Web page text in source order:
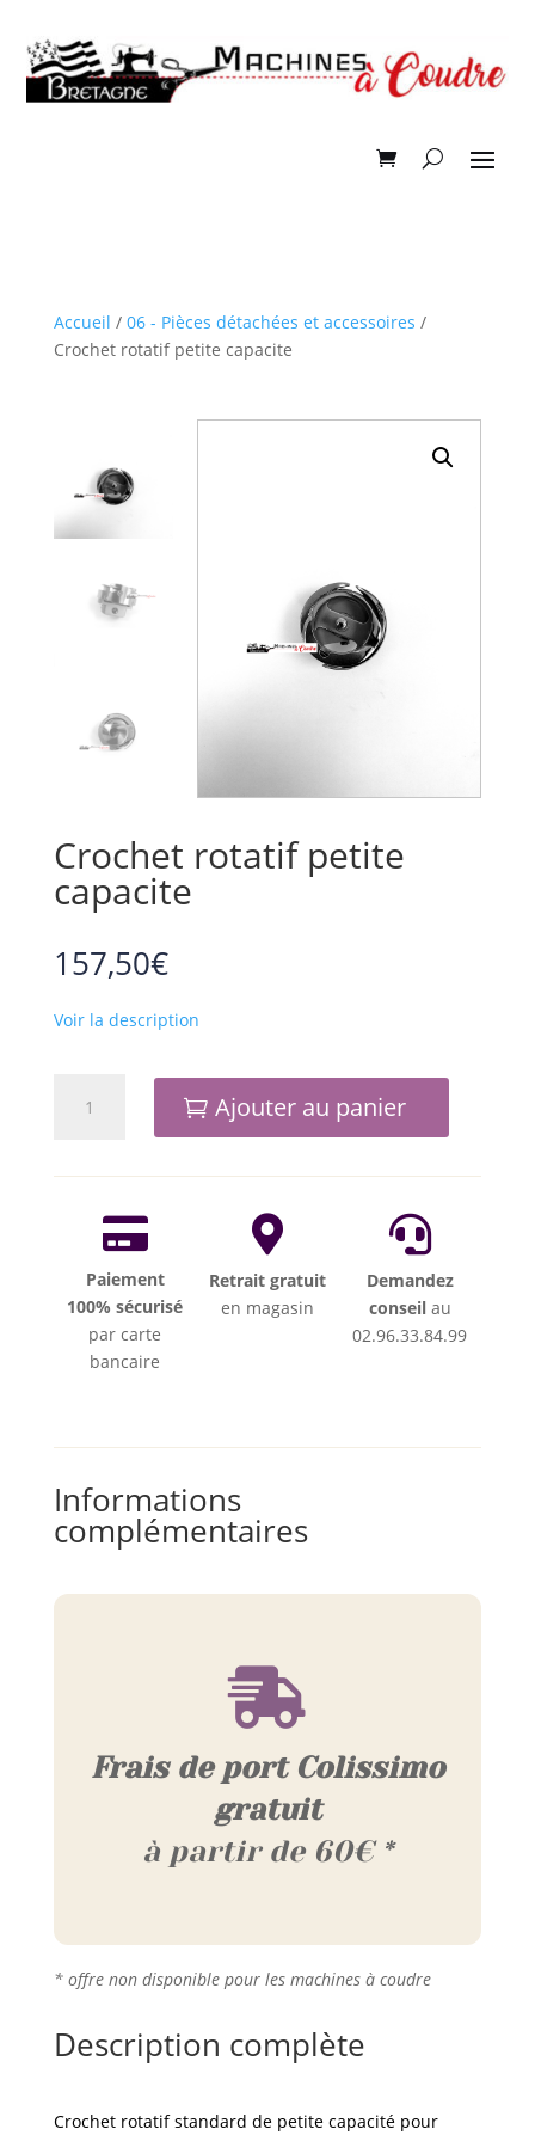
Accueil / 06 - Pièces détachées et accessoires /
Crochet rotatif petite capacite
Crochet rotatif petite
capacite
157,50€
Voir la description
capacite
Ajouter au panier

Paiement
100% sécurisé
par carte
bancaire

Retrait gratuit
en magasin

Demandez
conseilau
02.96.33.84.99
Informations
complémentaires

Frais de port Colissimo
gratuit
à partir de 60€ *
* offre non disponible pour les machines à coudre
Description complète
Crochet rotatif standard de petite capacité pour